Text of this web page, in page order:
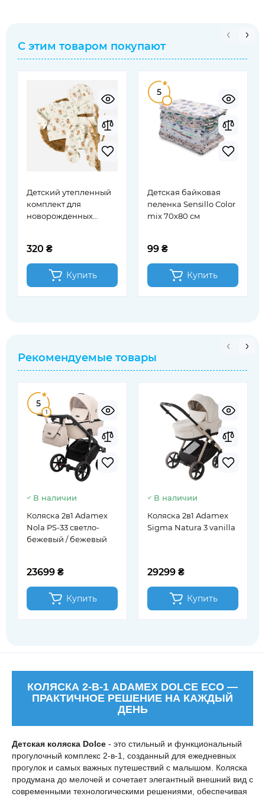
С этим товаром покупают
Детский утепленный
комплект для
новорожденных
109)
320 ₴
Купить
5
Детская байковая
пеленка Sensillo Color
mix 70х80 см
99 ₴
Купить
Рекомендуемые товары
5
1
В наличии
Коляска 2в1 Adamex
Nola PS-33 светло-
бежевый / бежевый
23699 ₴
Купить
В наличии
Коляска 2в1 Adamex
Sigma Natura 3 vanilla
29299 ₴
Купить
КОЛЯСКА 2-В-1 ADAMEX DOLCE ECO —
ПРАКТИЧНОЕ РЕШЕНИЕ НА КАЖДЫЙ
ДЕНЬ
Детская коляска Dolce - это стильный и функциональный
прогулочный комплекс 2-в-1, созданный для ежедневных
прогулок и самых важных путешествий с малышом. Коляска
продумана до мелочей и сочетает элегантный внешний вид с
современными технологическими решениями, обеспечивая